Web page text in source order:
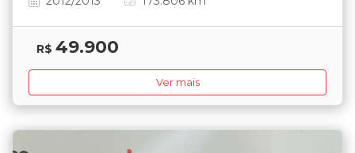
R$ 49.900
Ver mais